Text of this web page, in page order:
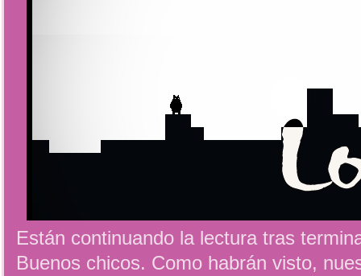
Están continuando la lectura tras
Buenos chicos. Como habrán visto,